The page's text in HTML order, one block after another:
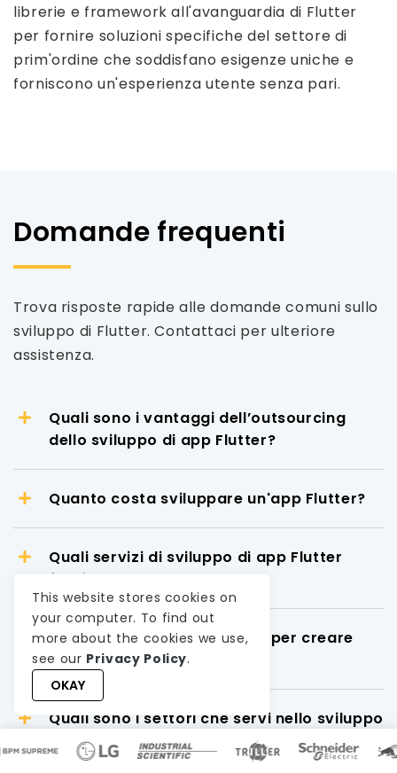
librerie e framework all'avanguardia di Flutter
per fornire soluzioni specifiche del settore di
prim'ordine che soddisfano esigenze uniche e
forniscono un'esperienza utente senza pari.
Domande frequenti
Trova risposte rapide alle domande comuni sullo
sviluppo di Flutter. Contattaci per ulteriore
assistenza.
Quali sono i vantaggi dell’outsourcing
dello sviluppo di app Flutter?
Quanto costa sviluppare un'app Flutter?
Quali servizi di sviluppo di app Flutter
fornite?
Quanto tempo è necessario per creare
l'app Flutter?
Quali sono i settori che servi nello sviluppo
di app Web e desktop Flutter?
This website stores cookies on
your computer. To find out
more about the cookies we use,
see our Privacy Policy.
OKAY